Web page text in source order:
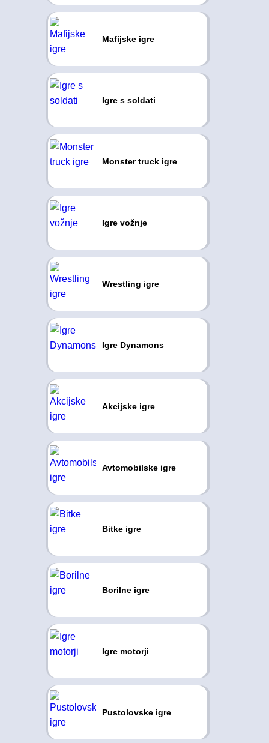
Mafijske igre
Igre s soldati
Monster truck igre
Igre vožnje
Wrestling igre
Igre Dynamons
Akcijske igre
Avtomobilske igre
Bitke igre
Borilne igre
Igre motorji
Pustolovske igre